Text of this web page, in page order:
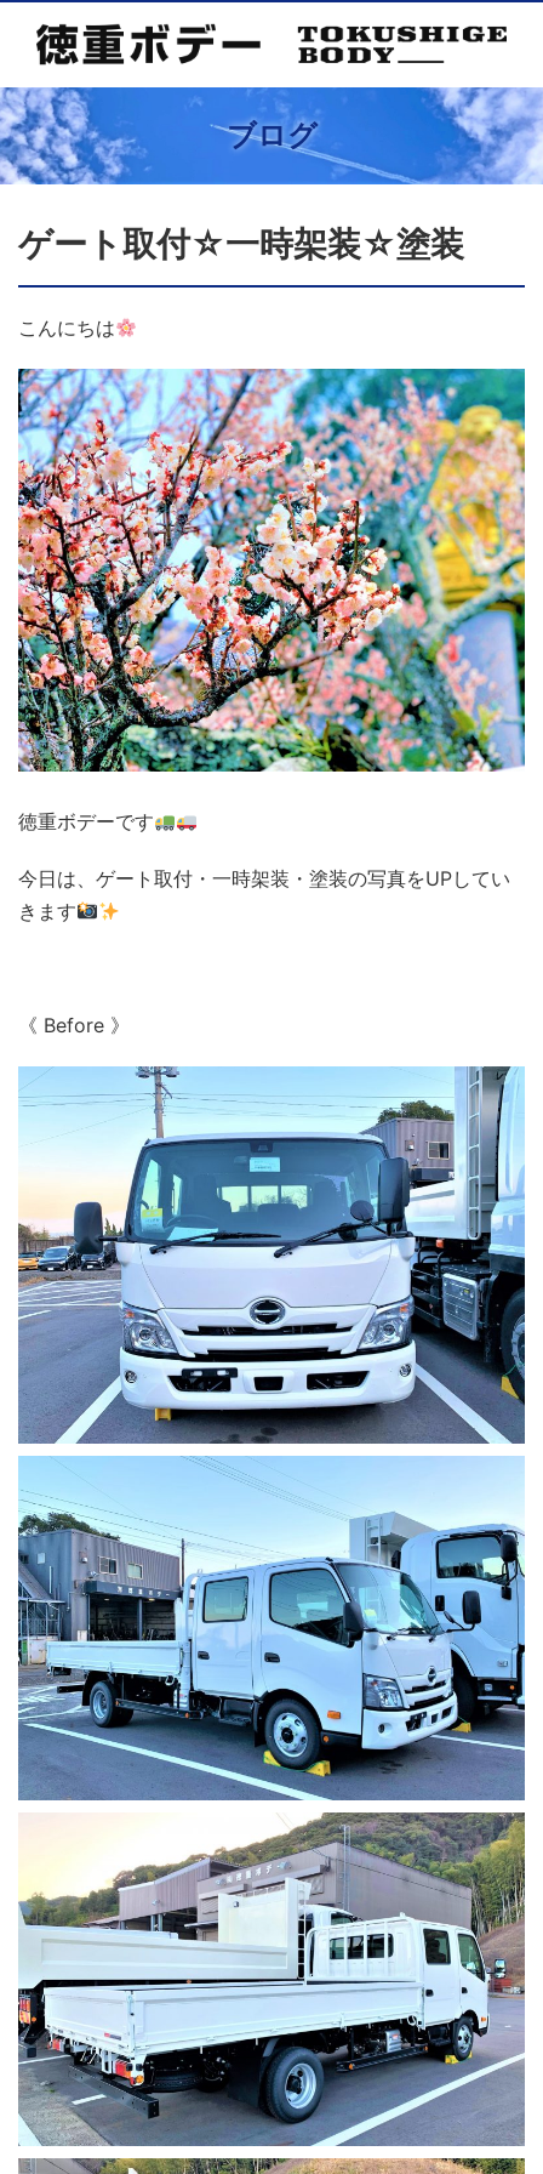
ブログ
ゲート取付☆一時架装☆塗装
こんにちは
徳重ボデーです
今日は、ゲート取付・一時架装・塗装の写真をUPしてい
きます
《 Before 》